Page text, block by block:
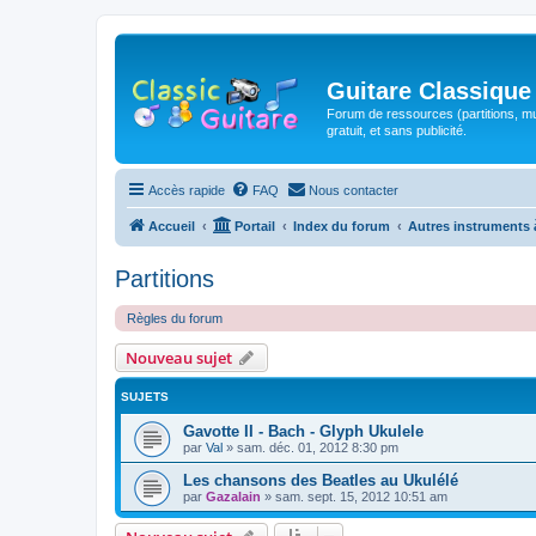
Guitare Classique
Forum de ressources (partitions,
gratuit, et sans publicité.
Accès rapide FAQ Nous contacter
Accueil Portail Index du forum Autres instruments
Partitions
Règles du forum
Nouveau sujet
SUJETS
Gavotte II - Bach - Glyph Ukulele
par Val » sam. déc. 01, 2012 8:30 pm
Les chansons des Beatles au Ukulélé
par Gazalain » sam. sept. 15, 2012 10:51 am